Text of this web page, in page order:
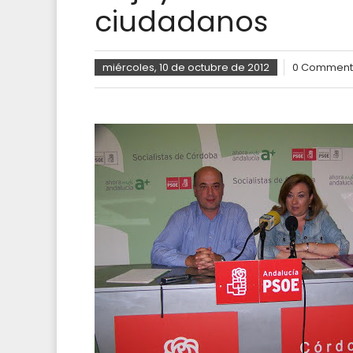
ciudadanos
miércoles, 10 de octubre de 2012 0